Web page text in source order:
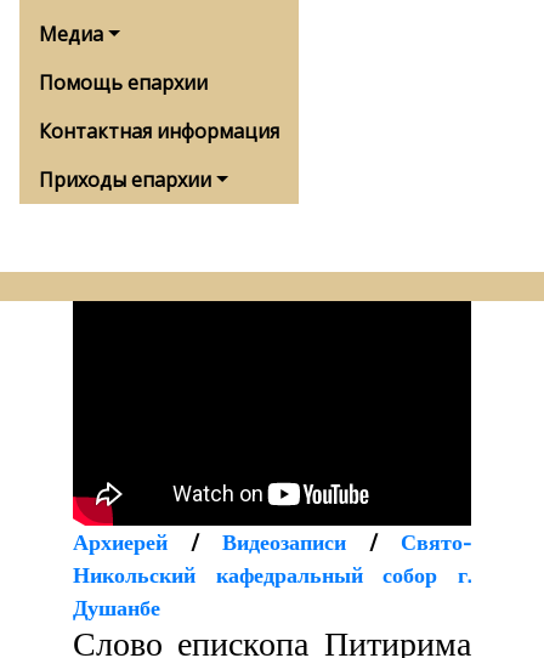
Медиа
Помощь епархии
Контактная информация
Приходы епархии
Архиерей/ Видеозаписи /Свято-
Никольский кафедральный собор г.
Душанбе
Слово епископа Питирима